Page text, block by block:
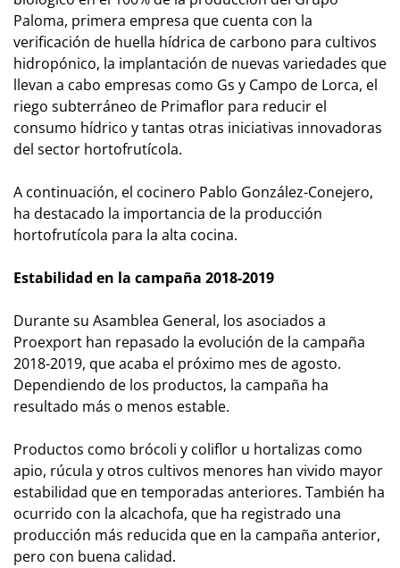
Paloma, primera empresa que cuenta con la
verificación de huella hídrica de carbono para cultivos
hidropónico, la implantación de nuevas variedades que
llevan a cabo empresas como Gs y Campo de Lorca, el
riego subterráneo de Primaflor para reducir el
consumo hídrico y tantas otras iniciativas innovadoras
del sector hortofrutícola.
A continuación, el cocinero Pablo González-Conejero,
ha destacado la importancia de la producción
hortofrutícola para la alta cocina.
Estabilidad en la campaña 2018-2019
Durante su Asamblea General, los asociados a
Proexport han repasado la evolución de la campaña
2018-2019, que acaba el próximo mes de agosto.
Dependiendo de los productos, la campaña ha
resultado más o menos estable.
Productos como brócoli y coliflor u hortalizas como
apio, rúcula y otros cultivos menores han vivido mayor
estabilidad que en temporadas anteriores. También ha
ocurrido con la alcachofa, que ha registrado una
producción más reducida que en la campaña anterior,
pero con buena calidad.